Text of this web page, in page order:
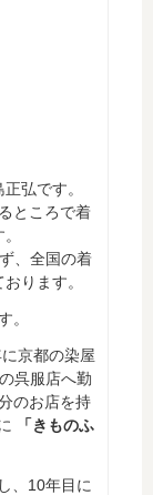
弘です。
ところで着
、全国の着
ります。
。
京都の染屋
呉服店へ勤
のお店を持
「きものふ
、10年目に